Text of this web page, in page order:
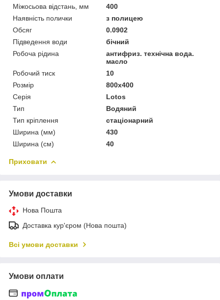
Міжосьова відстань, мм
400
Наявність полички
з полицею
Обсяг
0.0902
Підведення води
бічний
Робоча рідина
антифриз. технічна вода.
масло
Робочий тиск
10
Розмір
800x400
Серія
Lotos
Тип
Водяний
Тип кріплення
стаціонарний
Ширина (мм)
430
Ширина (см)
40
Приховати
Умови доставки
Нова Пошта
Доставка кур'єром (Нова пошта)
Всі умови доставки
Умови оплати